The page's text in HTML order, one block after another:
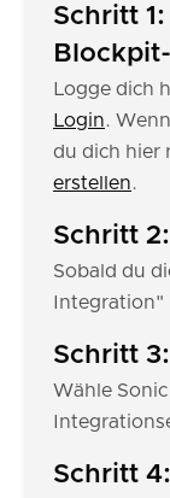
Schritt
Logge dich
Login.
du dich hier
erstellen.
Schritt
Sobald du
Integration"
Schritt
Wähle
Schritt